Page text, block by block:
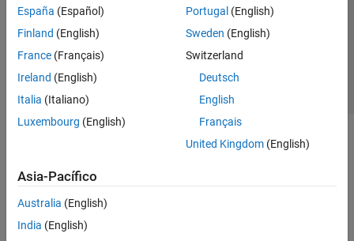
España (Español)
Finland (English)
France (Français)
Ireland (English)
Italia (Italiano)
Luxembourg (English)
Portugal (English)
Sweden (English)
Switzerland
Deutsch
English
Français
United Kingdom(English)
Asia-Pacífico
Australia (English)
India (English)
© 1994-2026 The MathWorks, Inc.